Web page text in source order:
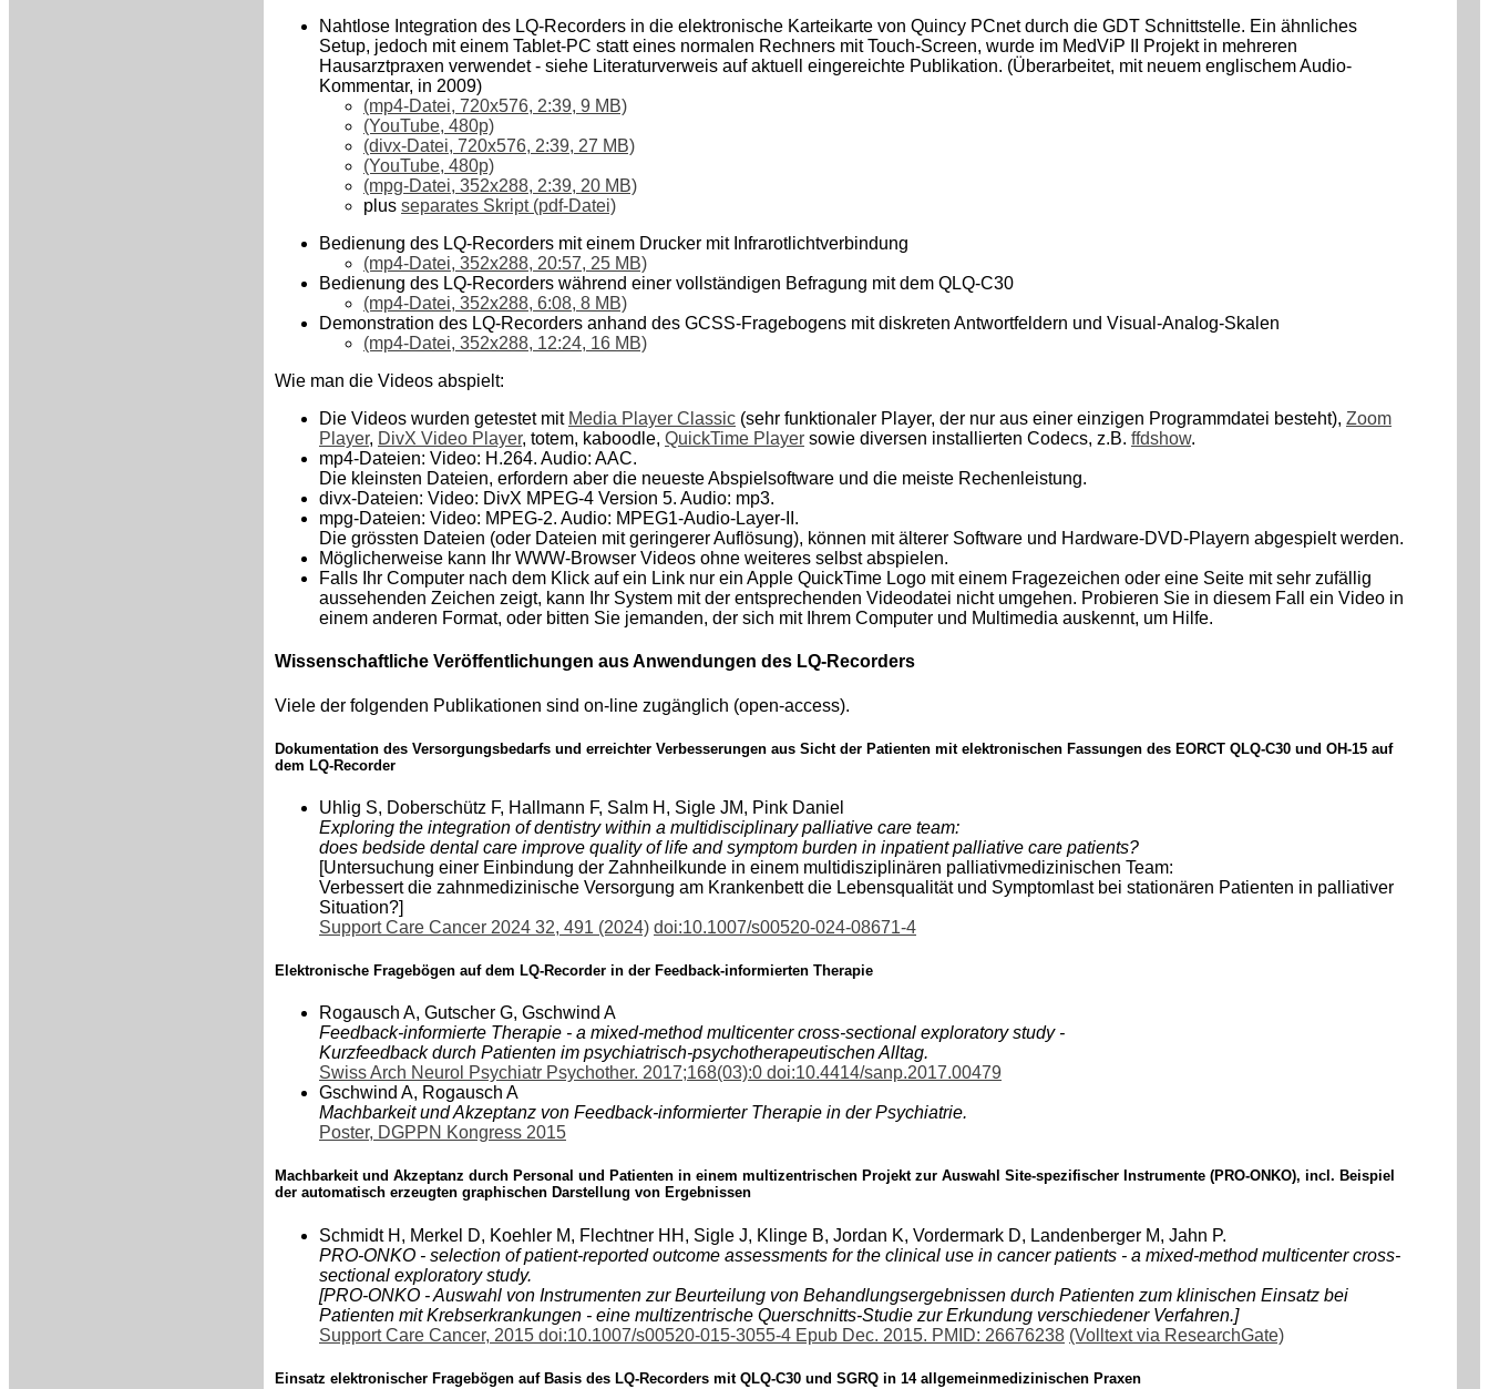
Nahtlose Integration des LQ-Recorders in die elektronische Karteikarte von Quincy PCnet durch die GDT Schnittstelle. Ein ähnliches
Setup, jedoch mit einem Tablet-PC statt eines normalen Rechners mit Touch-Screen, wurde im MedViP II Projekt in mehreren
Hausarztpraxen verwendet - siehe Literaturverweis auf aktuell eingereichte Publikation. (Überarbeitet, mit neuem englischem Audio-
Kommentar, in 2009)
(mp4-Datei, 720x576, 2:39, 9 MB)
(YouTube, 480p)
(divx-Datei, 720x576, 2:39, 27 MB)
(YouTube, 480p)
(mpg-Datei, 352x288, 2:39, 20 MB)
plus separates Skript (pdf-Datei)
Bedienung des LQ-Recorders mit einem Drucker mit Infrarotlichtverbindung
(mp4-Datei, 352x288, 20:57, 25 MB)
Bedienung des LQ-Recorders während einer vollständigen Befragung mit dem QLQ-C30
(mp4-Datei, 352x288, 6:08, 8 MB)
Demonstration des LQ-Recorders anhand des GCSS-Fragebogens mit diskreten Antwortfeldern und Visual-Analog-Skalen
(mp4-Datei, 352x288, 12:24, 16 MB)
Wie man die Videos abspielt:
Die Videos wurden getestet mit Media Player Classic (sehr funktionaler Player, der nur aus einer einzigen Programmdatei besteht), Zoom
Player, DivX Video Player, totem, kaboodle, QuickTime Player sowie diversen installierten Codecs, z.B. ffdshow.
mp4-Dateien: Video: H.264. Audio: AAC.
Die kleinsten Dateien, erfordern aber die neueste Abspielsoftware und die meiste Rechenleistung.
divx-Dateien: Video: DivX MPEG-4 Version 5. Audio: mp3.
mpg-Dateien: Video: MPEG-2. Audio: MPEG1-Audio-Layer-II.
Die grössten Dateien (oder Dateien mit geringerer Auflösung), können mit älterer Software und Hardware-DVD-Playern abgespielt werden.
Möglicherweise kann Ihr WWW-Browser Videos ohne weiteres selbst abspielen.
Falls Ihr Computer nach dem Klick auf ein Link nur ein Apple QuickTime Logo mit einem Fragezeichen oder eine Seite mit sehr zufällig
aussehenden Zeichen zeigt, kann Ihr System mit der entsprechenden Videodatei nicht umgehen. Probieren Sie in diesem Fall ein Video in
einem anderen Format, oder bitten Sie jemanden, der sich mit Ihrem Computer und Multimedia auskennt, um Hilfe.
Wissenschaftliche Veröffentlichungen aus Anwendungen des LQ-Recorders
Viele der folgenden Publikationen sind on-line zugänglich (open-access).
Dokumentation des Versorgungsbedarfs und erreichter Verbesserungen aus Sicht der Patienten mit elektronischen Fassungen des EORCT QLQ-C30 und OH-15 auf
dem LQ-Recorder
Uhlig S, Doberschütz F, Hallmann F, Salm H, Sigle JM, Pink Daniel
Exploring the integration of dentistry within a multidisciplinary palliative care team:
does bedside dental care improve quality of life and symptom burden in inpatient palliative care patients?
[Untersuchung einer Einbindung der Zahnheilkunde in einem multidisziplinären palliativmedizinischen Team:
Verbessert die zahnmedizinische Versorgung am Krankenbett die Lebensqualität und Symptomlast bei stationären Patienten in palliativer
Situation?]
Support Care Cancer 2024 32, 491 (2024) doi:10.1007/s00520-024-08671-4
Elektronische Fragebögen auf dem LQ-Recorder in der Feedback-informierten Therapie
Rogausch A, Gutscher G, Gschwind A
Feedback-informierte Therapie - a mixed-method multicenter cross-sectional exploratory study -
Kurzfeedback durch Patienten im psychiatrisch-psychotherapeutischen Alltag.
Swiss Arch Neurol Psychiatr Psychother. 2017;168(03):0 doi:10.4414/sanp.2017.00479
Gschwind A, Rogausch A
Machbarkeit und Akzeptanz von Feedback-informierter Therapie in der Psychiatrie.
Poster, DGPPN Kongress 2015
Machbarkeit und Akzeptanz durch Personal und Patienten in einem multizentrischen Projekt zur Auswahl Site-spezifischer Instrumente (PRO-ONKO), incl. Beispiel
der automatisch erzeugten graphischen Darstellung von Ergebnissen
Schmidt H, Merkel D, Koehler M, Flechtner HH, Sigle J, Klinge B, Jordan K, Vordermark D, Landenberger M, Jahn P.
PRO-ONKO - selection of patient-reported outcome assessments for the clinical use in cancer patients - a mixed-method multicenter cross-
sectional exploratory study.
[PRO-ONKO - Auswahl von Instrumenten zur Beurteilung von Behandlungsergebnissen durch Patienten zum klinischen Einsatz bei
Patienten mit Krebserkrankungen - eine multizentrische Querschnitts-Studie zur Erkundung verschiedener Verfahren.]
Support Care Cancer, 2015 doi:10.1007/s00520-015-3055-4 Epub Dec. 2015. PMID: 26676238 (Volltext via ResearchGate)
Einsatz elektronischer Fragebögen auf Basis des LQ-Recorders mit QLQ-C30 und SGRQ in 14 allgemeinmedizinischen Praxen